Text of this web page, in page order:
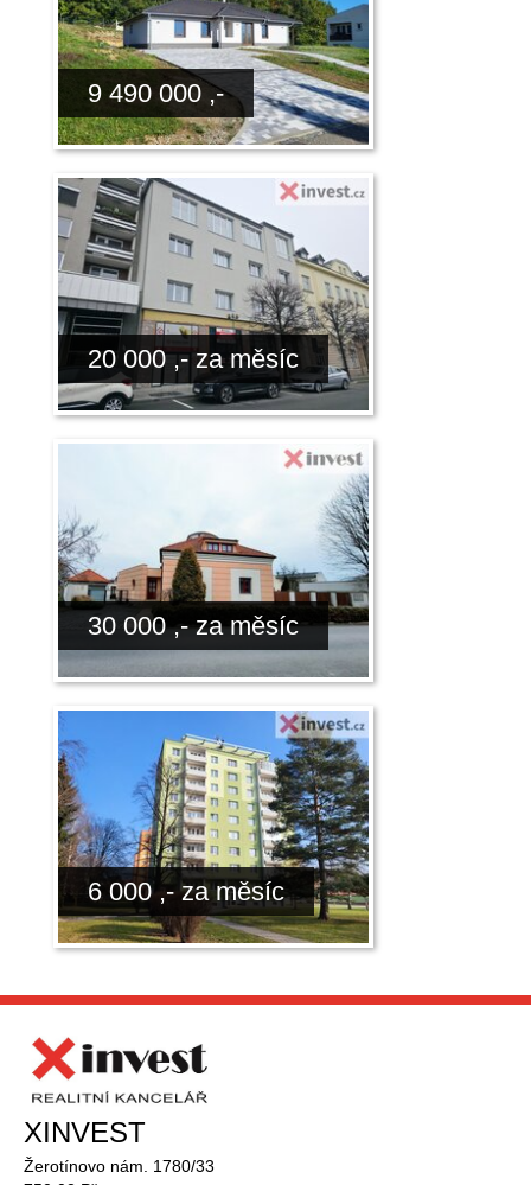
9 490 000 ,-
20 000 ,- za měsíc
30 000 ,- za měsíc
6 000 ,- za měsíc
XINVEST
Žerotínovo nám. 1780/33